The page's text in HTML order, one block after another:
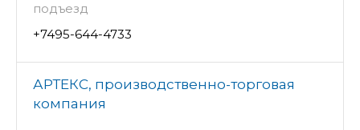
подъезд
+7495-644-4733
АРТЕКС, производственно-торговая
компания